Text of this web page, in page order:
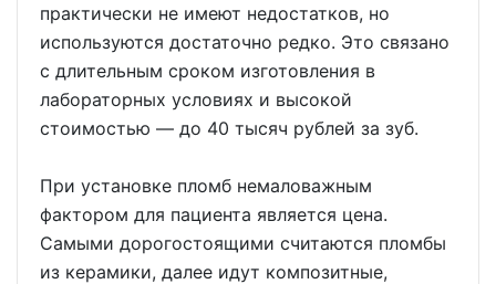
практически не имеют недостатков, но
используются достаточно редко. Это связано
с длительным сроком изготовления в
лабораторных условиях и высокой
стоимостью — до 40 тысяч рублей за зуб.
При установке пломб немаловажным
фактором для пациента является цена.
Самыми дорогостоящими считаются пломбы
из керамики, далее идут композитные,